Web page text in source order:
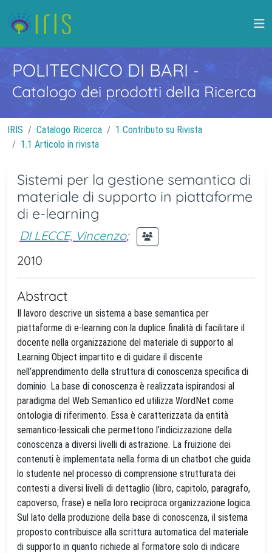
POLITECNICO DI BARI -
Catalogo dei prodotti della Ricerca
IRIS Catalogo Ricerca
1 Contributo su Rivista
1.1 Articolo in rivista
Sistemi per la gestione semantica di
materiale di supporto in piattaforme
di e-learning
DI LECCE, Vincenzo;
2010
Abstract
Il lavoro descrive un sistema a base semantica per
piattaforme di e-learning con la duplice finalità di facilitare il
docente nella organizzazione del materiale di supporto al
Learning Object impartito e di guidare il discente
nell’apprendimento della struttura di conoscenza specifica di
dominio. La base di conoscenza è realizzata ispirandosi al
paradigma del Web Semantico ed utilizza WordNet come
ontologia di riferimento. Essa è caratterizzata da entità
semantico-lessicali che permettono l’indicizzazione della
conoscenza a diversi livelli di astrazione. La fruizione dei
contenuti è implementata nella forma di un chatbot che guida
lo studente nel processo di comprensione strutturata dei
contesti a diversi livelli di dettaglio (libro, capitolo, paragrafo,
capoverso, frase) e nella loro reciproca organizzazione logica.
Sul lato della produzione della base di conoscenza, il sistema
proposto contribuisce alla scrittura automatica del materiale
di supporto in quanto richiede al formatore solo di indicare